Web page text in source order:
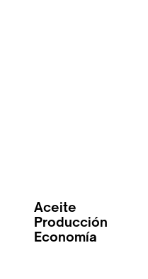
Aceite
Producción
Economía